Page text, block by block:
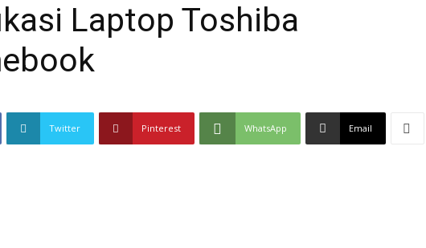
Laptop Toshiba
Twitter Pinterest WhatsApp Email